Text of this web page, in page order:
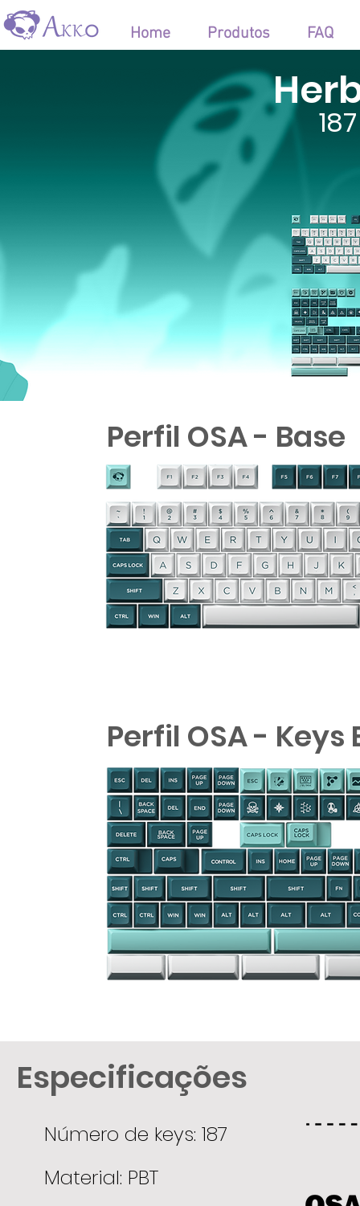
Home Produtos FAQ
Perfil OSA - Base
Perfil OSA - Keys
Especificações
Número de keys: 187
Material: PBT